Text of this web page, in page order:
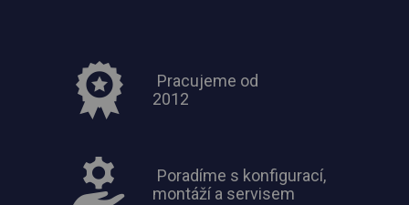
Pracujeme od
2012
Poradíme s konfigurací,
montáží a servisem